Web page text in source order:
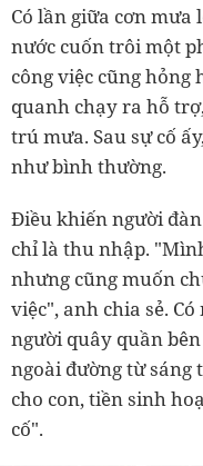
Có lần giữa cơn mưa
nước cuốn trôi một
công việc cũng hỏng
quanh chạy ra hỗ
trú mưa. Sau sự cố
như bình thường.
Điều khiến người
chỉ là thu nhập.
nhưng cũng muốn
việc", anh chia sẻ.
người quây quần
ngoài đường từ sáng
cho con, tiền sinh
cố".